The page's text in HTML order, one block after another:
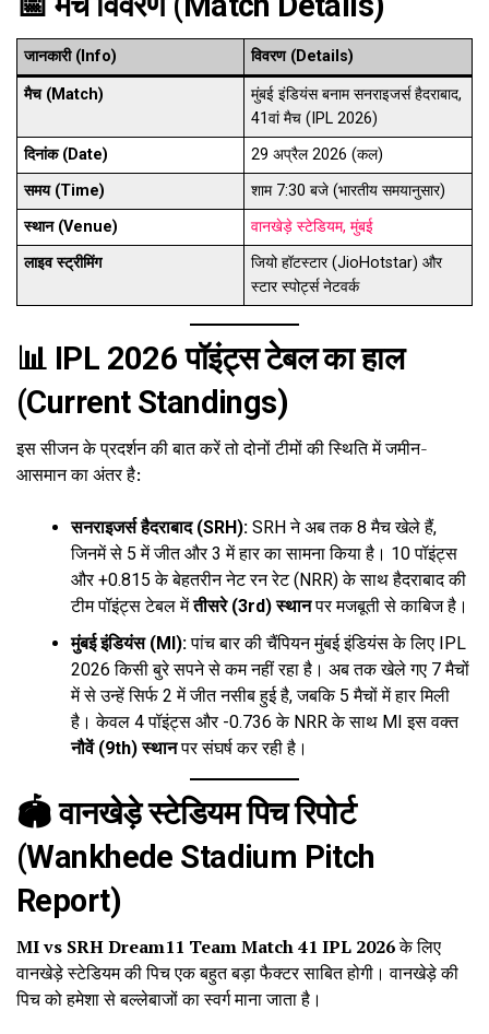
जानकारी (Info) विवरण (Details)
मैच (Match)
मुंबई इंडियंस बनाम सनराइजर्स हैदराबाद,
41वां मैच (IPL 2026)
दिनांक (Date)
29 अप्रैल 2026 (कल)
समय (Time)
शाम 7:30 बजे (भारतीय समयानुसार)
स्थान (Venue)
वानखेड़े स्टेडियम, मुंबई
लाइव स्ट्रीमिंग
जियो हॉटस्टार (JioHotstar) और
स्टार स्पोर्ट्स नेटवर्क
📊 IPL 2026 पॉइंट्स टेबल का हाल
(Current Standings)
इस सीजन के प्रदर्शन की बात करें तो दोनों टीमों की स्थिति में जमीन-
आसमान का अंतर है:
सनराइजर्स हैदराबाद (SRH): SRH ने अब तक 8 मैच खेले हैं,
जिनमें से 5 में जीत और 3 में हार का सामना किया है। 10 पॉइंट्स
और +0.815 के बेहतरीन नेट रन रेट (NRR) के साथ हैदराबाद की
टीम पॉइंट्स टेबल मेंतीसरे (3rd) स्थानपर मजबूती से काबिज है।
मुंबई इंडियंस (MI):पांच बार की चैंपियन मुंबई इंडियंस के लिए IPL
2026 किसी बुरे सपने से कम नहीं रहा है। अब तक खेले गए 7 मैचों
में से उन्हें सिर्फ 2 में जीत नसीब हुई है, जबकि 5 मैचों में हार मिली
है। केवल 4 पॉइंट्स और -0.736 के NRR के साथ MI इस वक्त
नौवें (9th) स्थानपर संघर्ष कर रही है।
🏟️ वानखेड़े स्टेडियम पिच रिपोर्ट
(Wankhede Stadium Pitch
Report)
MI vs SRH Dream11 Team Match 41 IPL 2026के लिए
वानखेड़े स्टेडियम की पिच एक बहुत बड़ा फैक्टर साबित होगी। वानखेड़े की
पिच को हमेशा से बल्लेबाजों का स्वर्ग माना जाता है।